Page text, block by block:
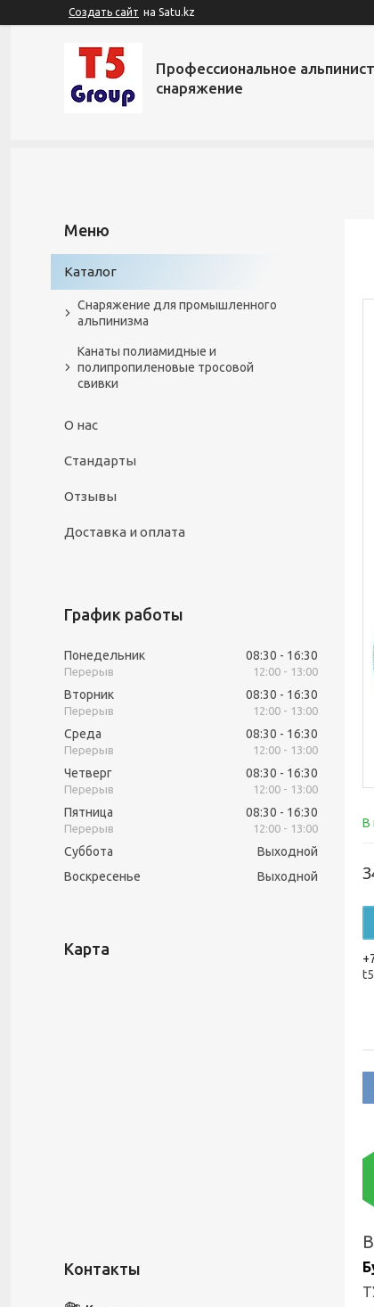
Создать сайт на Satu.kz
Профессиональное
снаряжение
В
Каталог
Снаряжение для промышленного
альпинизма
Канаты полиамидные и
полипропиленовые тросовой
свивки
О нас
Стандарты
Отзывы
Доставка и оплата
График работы
Понедельник 08:30 16:30
12:00 13:00
Вторник 08:30 16:30
12:00 13:00
Среда 08:30 16:30
12:00 13:00
Четверг 08:30 16:30
12:00 13:00
Пятница 08:30 16:30
12:00 13:00
Суббота
Выходной
Воскресенье
Выходной
Карта